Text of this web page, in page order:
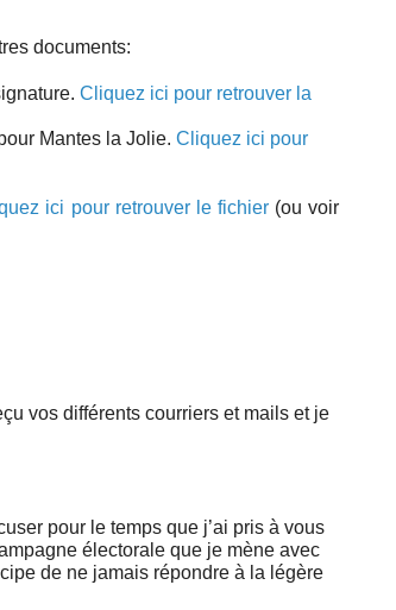
documents:
Cliquez ici pour retrouver la
Mantes la Jolie. Cliquez ici pour
ici pour retrouver le fichier(ou voir
vos différents courriers et mails et je
pour le temps que j’ai pris à vous
électorale que je mène avec
de ne jamais répondre à la légère